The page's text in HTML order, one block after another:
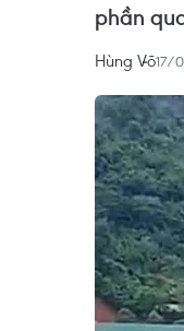
phần
Hùng Võ17/